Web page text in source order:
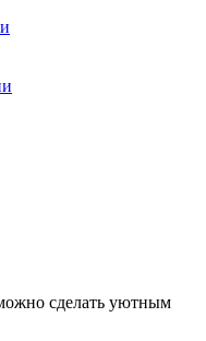
сделать уютным